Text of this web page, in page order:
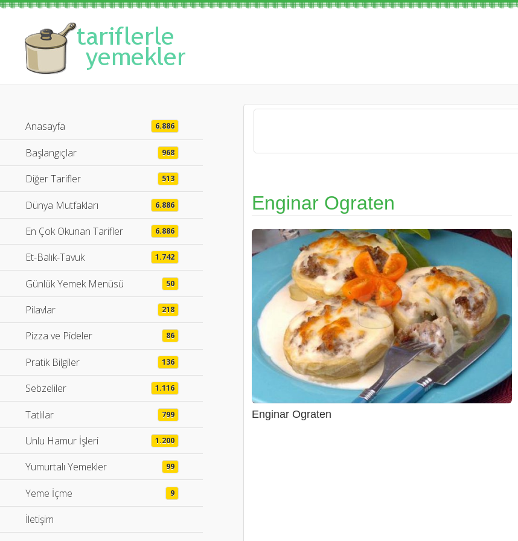
Enginar Ograten
Enginar Ograten
Anasayfa 6.886
Başlangıçlar 968
Diğer Tarifler 513
Dünya Mutfakları 6.886
En Çok Okunan Tarifler 6.886
Et-Balık-Tavuk 1.742
Günlük Yemek Menüsü 50
Pilavlar 218
Pizza ve Pideler 86
Pratik Bilgiler 136
Sebzeliler 1.116
Tatlılar 799
Unlu Hamur İşleri 1.200
Yumurtalı Yemekler 99
Yeme İçme 9
İletişim